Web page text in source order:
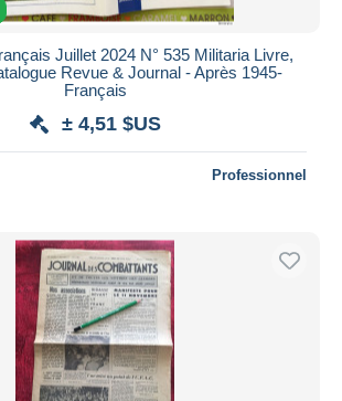
Juillet 2024 N° 535 Militaria Livre,
Revue & Journal - Après 1945-
Français
± 4,51 $US
Professionnel